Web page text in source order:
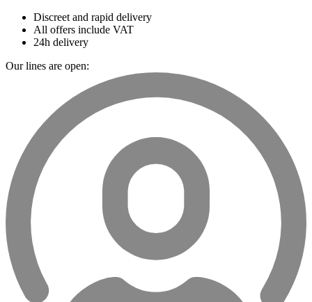
Discreet and rapid delivery
All offers include VAT
24h delivery
Our lines are open: